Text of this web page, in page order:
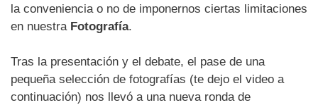
la conveniencia o no de imponernos ciertas limitaciones
en nuestra Fotografía.
Tras la presentación y el debate, el pase de una
pequeña selección de fotografías (te dejo el video a
continuación) nos llevó a una nueva ronda de